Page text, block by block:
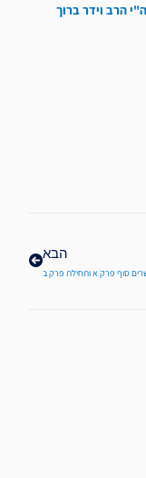
הרב וידר ברוך
הבא
סוף פרק א ותחילת פרק ב